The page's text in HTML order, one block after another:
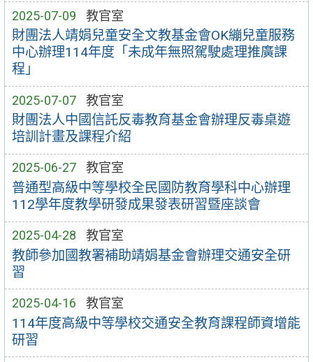
2025-07-09 教官室
財團法人靖娟兒童安全文教基金會OK繃兒童服務
中心辦理114年度「未成年無照駕駛處理推廣課
程」
2025-07-07 教官室
財團法人中國信託反毒教育基金會辦理反毒桌遊
培訓計畫及課程介紹
2025-06-27 教官室
普通型高級中等學校全民國防教育學科中心辦理
112學年度教學研發成果發表研習暨座談會
2025-04-28 教官室
教師參加國教署補助靖娟基金會辦理交通安全研
習
2025-04-16 教官室
114年度高級中等學校交通安全教育課程師資增能
研習